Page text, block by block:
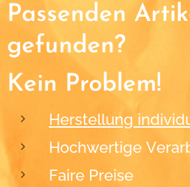
Passenden
gefunden?
Kein Problem!
Herstellung
Hochwertige
Faire Preise